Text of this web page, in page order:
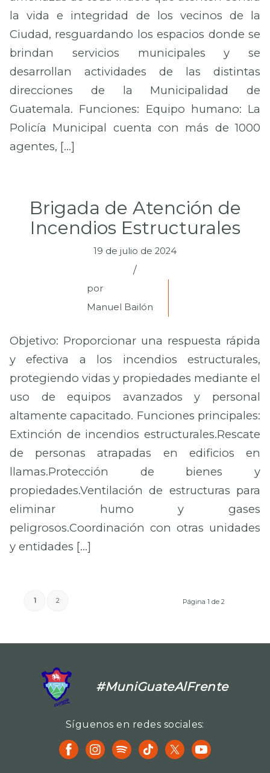
la vida e integridad de los vecinos de la
Ciudad, resguardando los espacios donde se
brindan servicios municipales y se
desarrollan actividades de las distintas
direcciones de la Municipalidad de
Guatemala. Funciones: Equipo humano: La
Policía Municipal cuenta con más de 1000
agentes, […]
Brigada de Atención de
Incendios Estructurales
19 de julio de 2024
/
por
Manuel Bailón
Objetivo: Proporcionar una respuesta rápida
y efectiva a los incendios estructurales,
protegiendo vidas y propiedades mediante el
uso de equipos avanzados y personal
altamente capacitado. Funciones principales:
Extinción de incendios estructurales.Rescate
de personas atrapadas en edificios en
llamas.Protección de bienes y
propiedades.Ventilación de estructuras para
eliminar humo y gases
peligrosos.Coordinación con otras unidades
y entidades […]
Página 1 de 2
1 2
#MuniGuateAlFrente
Síguenos en redes sociales: